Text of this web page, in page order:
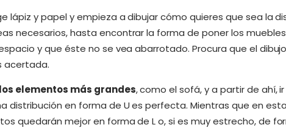
lápiz y papel y empieza a dibujar cómo quieres que sea la
necesarios, hasta encontrar la forma de poner los
y que éste no se vea abarrotado. Procura que el
acertada.
los elementos más grandes, como el sofá, y a partir de ahí,
distribución en forma de U es perfecta. Mientras que en
quedarán mejor en forma de L o, si es muy estrecho, de